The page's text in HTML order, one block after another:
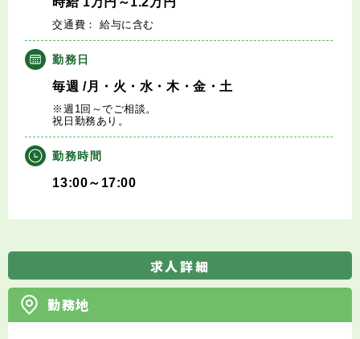
医師に役立つ取材記事
大学医局紹介
交通費： 給与に含む
勤務日
毎週 /月・火・水・木・金・土
※週1回～でご相談。
祝日勤務あり。
勤務時間
13:00～17:00
求人詳細
勤務地